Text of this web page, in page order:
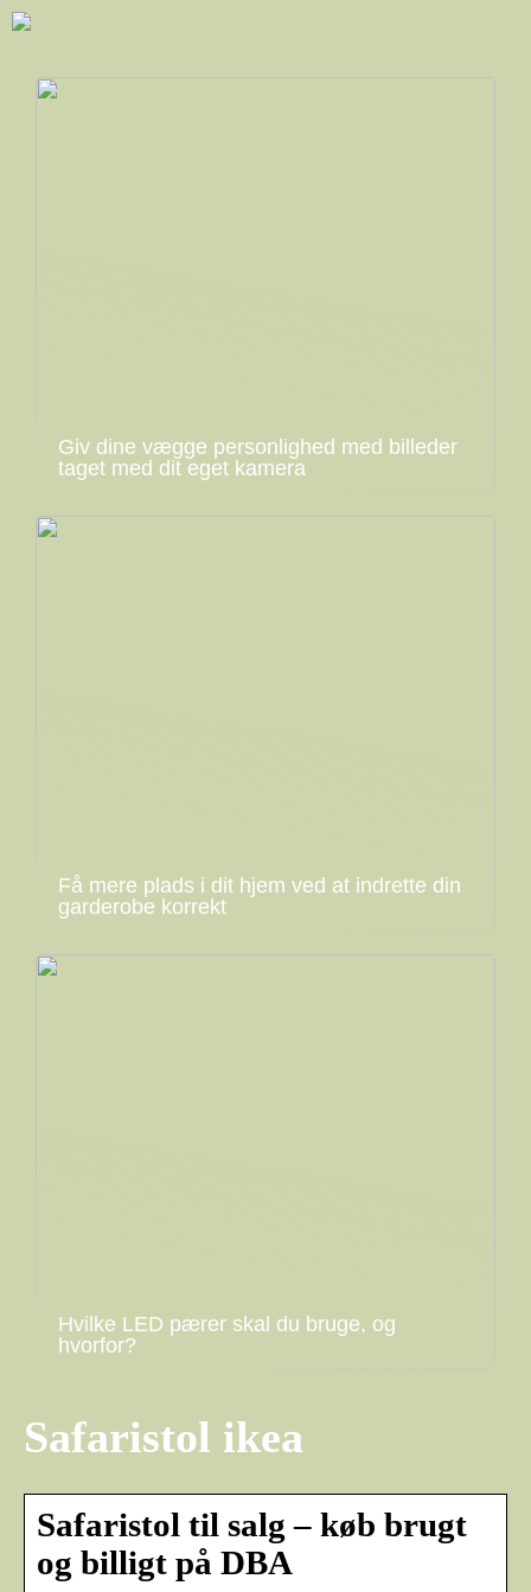
Giv dine vægge personlighed med billeder
taget med dit eget kamera
Få mere plads i dit hjem ved at indrette din
garderobe korrekt
Hvilke LED pærer skal du bruge, og
hvorfor?
Safaristol ikea
Safaristol til salg – køb brugt
og billigt på DBA